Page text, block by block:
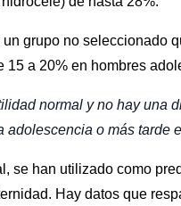
grupo no seleccionado
a 20% en hombres
normal y no hay una
o más tarde
se han utilizado como
Hay datos que